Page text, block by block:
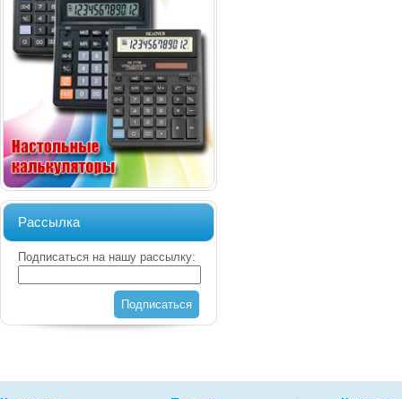
Рассылка
Подписаться на нашу рассылку:
Подписаться